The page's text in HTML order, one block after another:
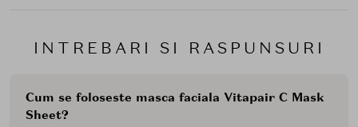
INTREBARI SI RASPUNSURI
Cum se foloseste masca faciala Vitapair C Mask
Sheet?